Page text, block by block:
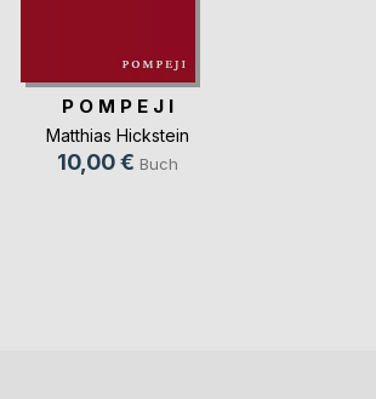
P O M P E J I
Matthias Hickstein
10,00 € Buch